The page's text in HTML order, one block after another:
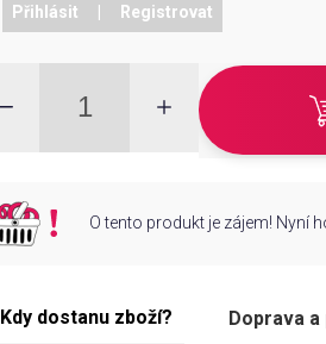
Přihlásit Registrovat
O tento produkt je zájem! Nyní
Kdy dostanu zboží? Doprava